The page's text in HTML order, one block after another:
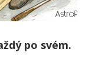
po svém.